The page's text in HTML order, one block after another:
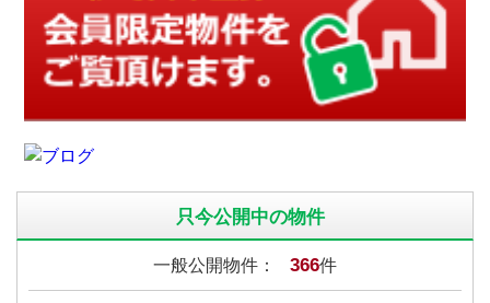
只今公開中の物件
一般公開物件： 366件